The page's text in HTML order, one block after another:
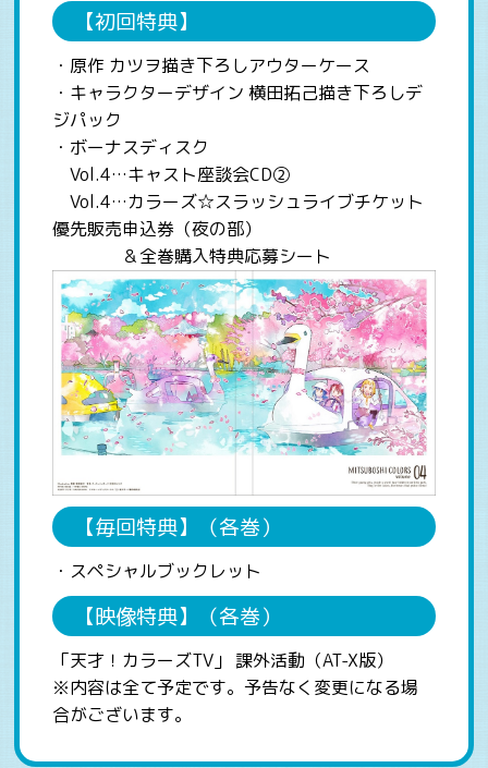
【初回特典】
・原作 カツヲ描き下ろしアウターケース
・キャラクターデザイン 横田拓己描き下ろしデ
ジパック
・ボーナスディスク
Vol.4…キャスト座談会CD②
Vol.4…カラーズ☆スラッシュライブチケット
優先販売申込券（夜の部）
＆全巻購入特典応募シート
【毎回特典】（各巻）
・スペシャルブックレット
【映像特典】（各巻）
「天才！カラーズTV」 課外活動（AT-X版）
※内容は全て予定です。予告なく変更になる場
合がございます。